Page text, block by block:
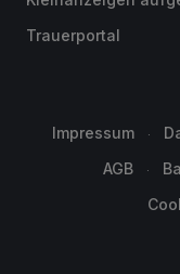
Trauerportal
Impressum
AGB